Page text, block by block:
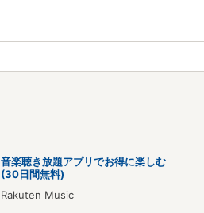
音楽聴き放題アプリでお得に楽しむ
(30日間無料)
Rakuten Music